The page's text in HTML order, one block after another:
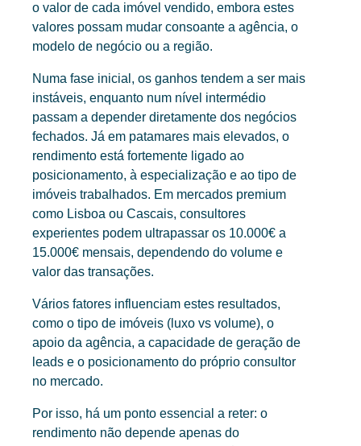
o valor de cada imóvel vendido, embora estes
valores possam mudar consoante a agência, o
modelo de negócio ou a região.
Numa fase inicial, os ganhos tendem a ser mais
instáveis, enquanto num nível intermédio
passam a depender diretamente dos negócios
fechados. Já em patamares mais elevados, o
rendimento está fortemente ligado ao
posicionamento, à especialização e ao tipo de
imóveis trabalhados. Em mercados premium
como Lisboa ou Cascais, consultores
experientes podem ultrapassar os 10.000€ a
15.000€ mensais, dependendo do volume e
valor das transações.
Vários fatores influenciam estes resultados,
como o tipo de imóveis (luxo vs volume), o
apoio da agência, a capacidade de geração de
leads e o posicionamento do próprio consultor
no mercado.
Por isso, há um ponto essencial a reter: o
rendimento não depende apenas do